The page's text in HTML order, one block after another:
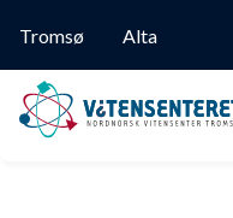
Tromsø
Alta